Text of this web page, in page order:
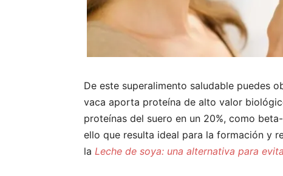
De este superalimento saludable puedes
vaca aporta proteína de alto valor
proteínas del suero en un 20%, como
ello que resulta ideal para la formación y
la Leche de soya: una alternativa para